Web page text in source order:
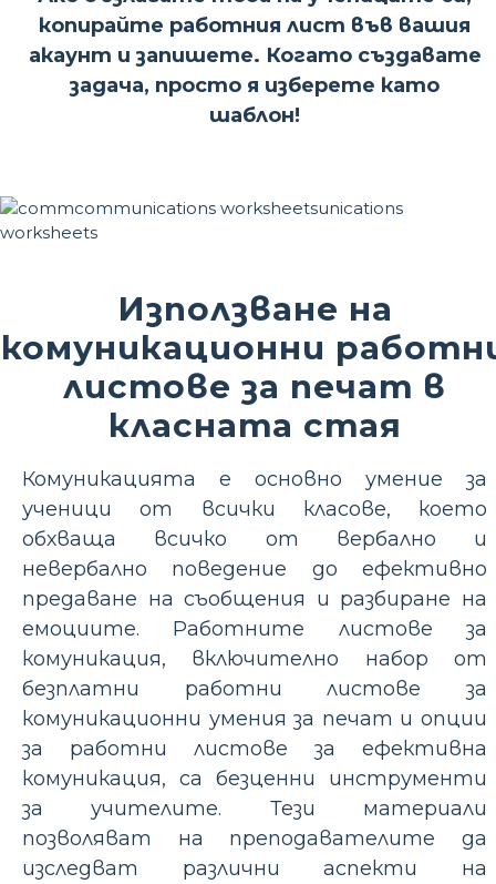
копирайте работния лист във вашия
акаунт и запишете. Когато създавате
задача, просто я изберете като
шаблон!
Използване на
комуникационни
листове за печат в
класната стая
Комуникацията е основно умение за
ученици от всички класове, което
обхваща всичко от вербално и
невербално поведение до ефективно
предаване на съобщения и разбиране на
емоциите. Работните листове за
комуникация, включително набор от
безплатни работни листове за
комуникационни умения за печат и опции
за работни листове за ефективна
комуникация, са безценни инструменти
за учителите. Тези материали
позволяват на преподавателите да
изследват различни аспекти на